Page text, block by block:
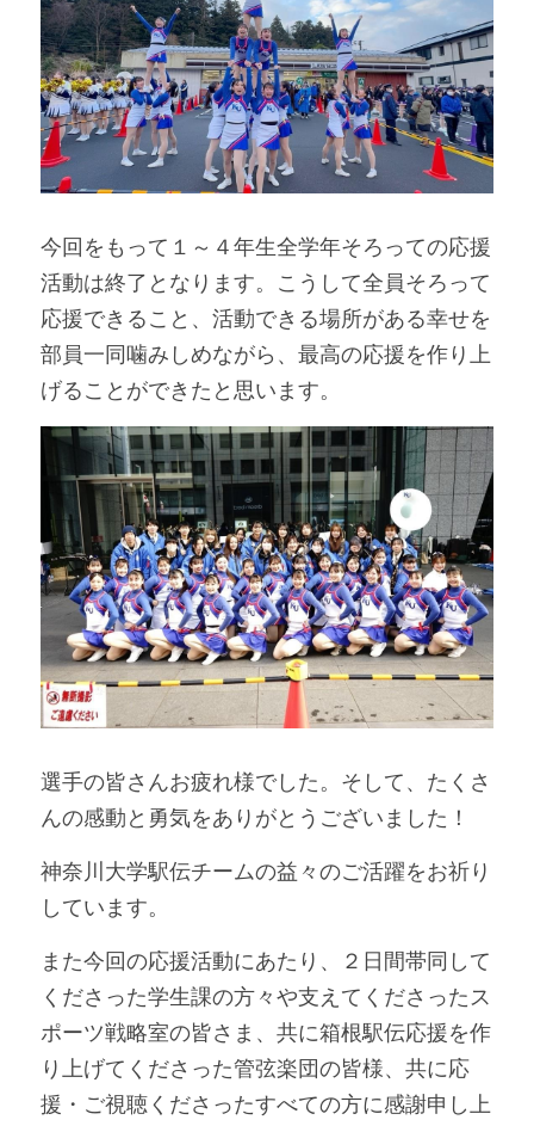
今回をもって１～４年生全学年そろっての応援
活動は終了となります。こうして全員そろって
応援できること、活動できる場所がある幸せを
部員一同噛みしめながら、最高の応援を作り上
げることができたと思います。
選手の皆さんお疲れ様でした。そして、たくさ
んの感動と勇気をありがとうございました！
神奈川大学駅伝チームの益々のご活躍をお祈り
しています。
また今回の応援活動にあたり、２日間帯同して
くださった学生課の方々や支えてくださったス
ポーツ戦略室の皆さま、共に箱根駅伝応援を作
り上げてくださった管弦楽団の皆様、共に応
援・ご視聴くださったすべての方に感謝申し上